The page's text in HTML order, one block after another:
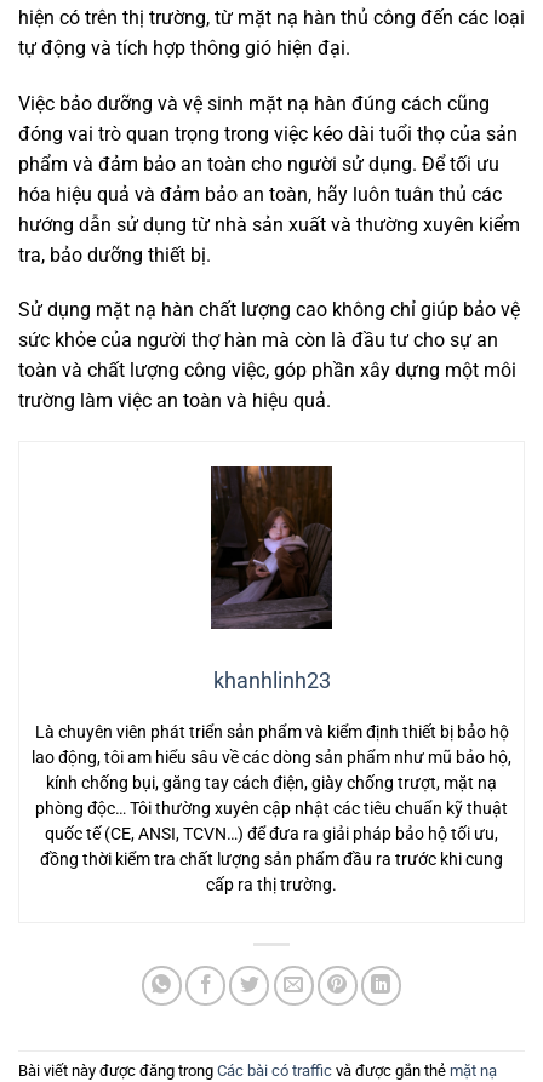
hiện có trên thị trường, từ mặt nạ hàn thủ công đến các loại
tự động và tích hợp thông gió hiện đại.
Việc bảo dưỡng và vệ sinh mặt nạ hàn đúng cách cũng
đóng vai trò quan trọng trong việc kéo dài tuổi thọ của sản
phẩm và đảm bảo an toàn cho người sử dụng. Để tối ưu
hóa hiệu quả và đảm bảo an toàn, hãy luôn tuân thủ các
hướng dẫn sử dụng từ nhà sản xuất và thường xuyên kiểm
tra, bảo dưỡng thiết bị.
Sử dụng mặt nạ hàn chất lượng cao không chỉ giúp bảo vệ
sức khỏe của người thợ hàn mà còn là đầu tư cho sự an
toàn và chất lượng công việc, góp phần xây dựng một môi
trường làm việc an toàn và hiệu quả.
khanhlinh23
Là chuyên viên phát triển sản phẩm và kiểm định thiết bị bảo hộ
lao động, tôi am hiểu sâu về các dòng sản phẩm như mũ bảo hộ,
kính chống bụi, găng tay cách điện, giày chống trượt, mặt nạ
phòng độc… Tôi thường xuyên cập nhật các tiêu chuẩn kỹ thuật
quốc tế (CE, ANSI, TCVN…) để đưa ra giải pháp bảo hộ tối ưu,
đồng thời kiểm tra chất lượng sản phẩm đầu ra trước khi cung
cấp ra thị trường.
Bài viết này được đăng trong Các bài có traffic và được gắn thẻ mặt nạ